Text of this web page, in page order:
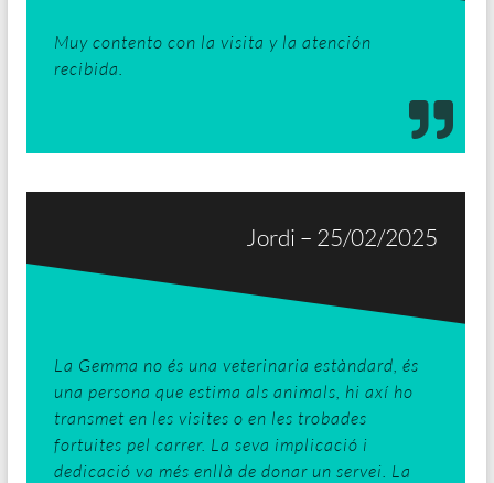
Muy contento con la visita y la atención
recibida.
La Gemma no és una veterinaria estàndard, és
una persona que estima als animals, hi axí ho
transmet en les visites o en les trobades
fortuites pel carrer. La seva implicació i
dedicació va més enllà de donar un servei. La
Jordi – 25/02/2025